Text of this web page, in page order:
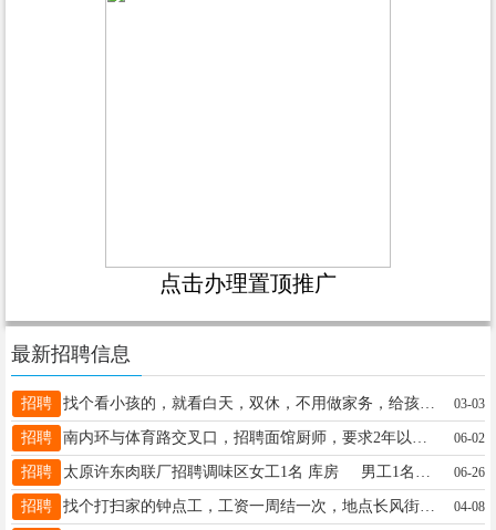
点击办理置顶推广
最新招聘信息
招聘 找个看小孩的，就看白天，双休，不用做家务，给孩子做点辅食加喂奶粉，联系电话15235359497 03-03
招聘 06-02
招聘 06-26
招聘 找个打扫家的钟点工，工资一周结一次，地点长风街千峰路交叉口。电话13453112477 04-08